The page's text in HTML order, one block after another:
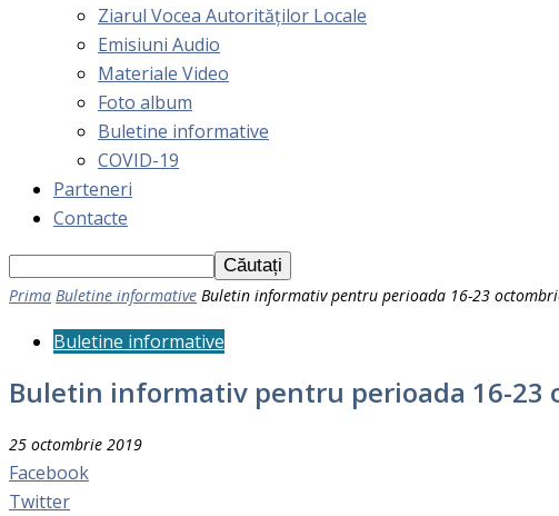
Ziarul Vocea Autorităților Locale
Emisiuni Audio
Materiale Video
Foto album
Buletine informative
COVID-19
Parteneri
Contacte
Prima Buletine informative Buletin informativ pentru perioada 16-23
Buletine informative
Buletin informativ pentru perioada 16-23
25 octombrie 2019
Facebook
Twitter